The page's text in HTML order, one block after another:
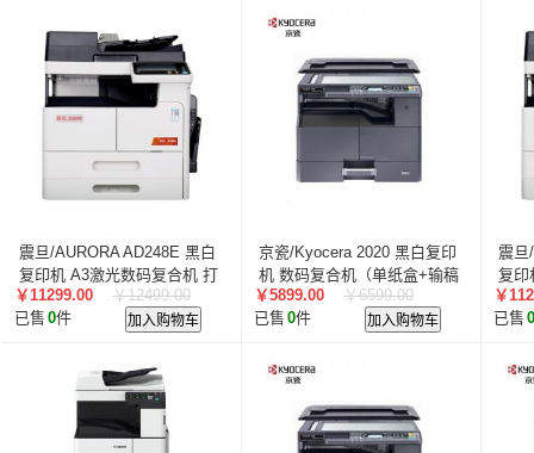
光峰/Appotronics
华视电子/CHINA VISION
达克
晶弘/KINGHOME
活仕/Auswoods
森井电气/SEN
三菱电机/Mitsubishi
三菱重工
小天鹅/LittleSwan
数科/Suwell
好顺/Horizon
kindle IBM 惠科/HKC
中科方德/nfs-china
贝赛尔/
金太阳/SUN PAPER
劲彩/J & Cai 众色/ZS
海
洲明/Unilumin
北京文香/wenxiang
佳文/CAVON
精卓/JINGZHUO
万拓/WANTUO e代经典
贝迪/BRADY
诺美佳
麦沃/
洛菲特/LOFIT
宜联/Elean 英士/inASK
卡莱泰克/Colortrac
画方科技/HUAFOUN
震旦/AURORA AD248E 黑白
复印机 A3激光数码复合机 打
印/复印/扫描 主机+输搞器+双
纸盒
￥11299.00
￥12499.00
已售 0件 加入购物车
京瓷/Kyocera 2020 黑白复印
机 数码复合机（单纸盒+输稿
器）
￥5899.00
￥6599.00
已售 0件 加入购物车
震旦
复印
印/
纸盒
￥
已售 0